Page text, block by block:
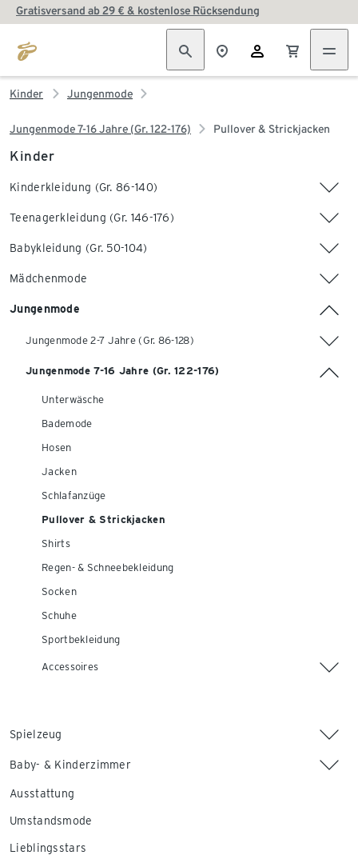
Gratisversand ab 29 € & kostenlose Rücksendung
Kinder Jungenmode
Jungenmode 7-16 Jahre (Gr. 122-176) Pullover & Strickjacken
Kinder
Kinderkleidung (Gr. 86-140)
Teenagerkleidung (Gr. 146-176)
Babykleidung (Gr. 50-104)
Mädchenmode
Jungenmode
Jungenmode 2-7 Jahre (Gr. 86-128)
Jungenmode 7-16 Jahre (Gr. 122-176)
Unterwäsche
Bademode
Hosen
Jacken
Schlafanzüge
Pullover & Strickjacken
Shirts
Regen- & Schneebekleidung
Socken
Schuhe
Sportbekleidung
Accessoires
Spielzeug
Baby- & Kinderzimmer
Ausstattung
Umstandsmode
Lieblingsstars